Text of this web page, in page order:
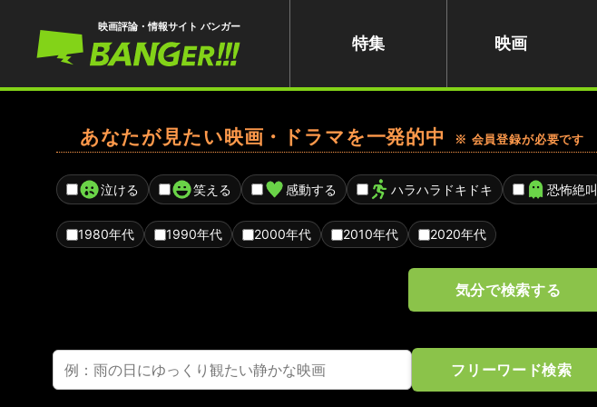
映画評論・情報サイト バンガー
特集 映画
あなたが見たい映画・ドラマを一発的中 ※ 会員登録が必要です
泣ける 笑える 感動する ハラハラドキドキ 恐怖絶叫
1980年代 1990年代 2000年代 2010年代 2020年代
気分で検索する
フリーワード検索